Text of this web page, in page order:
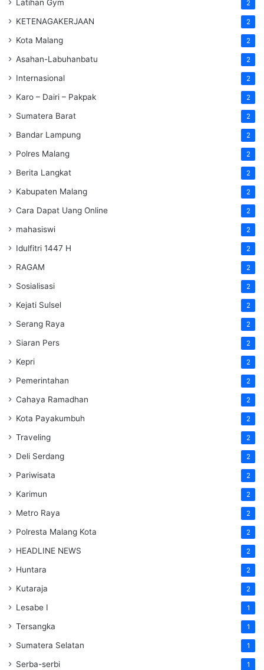
Latihan Gym 2
KETENAGAKERJAAN 2
Kota Malang 2
Asahan-Labuhanbatu 2
Internasional 2
Karo – Dairi – Pakpak 2
Sumatera Barat 2
Bandar Lampung 2
Polres Malang 2
Berita Langkat 2
Kabupaten Malang 2
Cara Dapat Uang Online 2
mahasiswi 2
Idulfitri 1447 H 2
RAGAM 2
Sosialisasi 2
Kejati Sulsel 2
Serang Raya 2
Siaran Pers 2
Kepri 2
Pemerintahan 2
Cahaya Ramadhan 2
Kota Payakumbuh 2
Traveling 2
Deli Serdang 2
Pariwisata 2
Karimun 2
Metro Raya 2
Polresta Malang Kota 2
HEADLINE NEWS 2
Huntara 2
Kutaraja 2
Lesabe I 1
Tersangka 1
Sumatera Selatan 1
Serba-serbi 1